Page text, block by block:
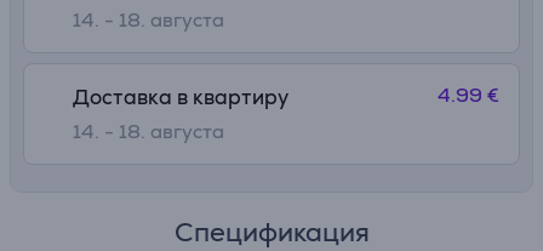
14. - 18. августа
Доставка в квартиру
14. - 18. августа
4.99 €
Спецификация